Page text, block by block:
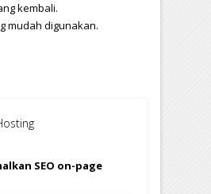
kembali.
mudah digunakan.
SEO on-page